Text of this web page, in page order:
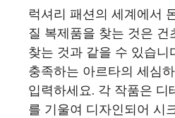
럭셔리 패션의 세계에서
질 복제품을 찾는 것은 건
찾는 것과 같을 수 있습니
충족하는 아르타의 세심
입력하세요. 각 작품은 디
를 기울여 디자인되어 시